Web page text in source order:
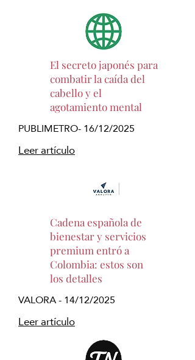
El secreto japonés para
combatir la caída del
cabello y el
agotamiento mental
PUBLIMETRO- 16/12/2025
Leer artículo
Cadena española de
bienestar y servicios
premium entró a
Colombia: estos son
los detalles
VALORA - 14/12/2025
Leer artículo